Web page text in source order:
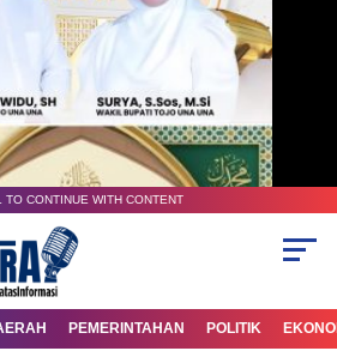
TO CONTINUE WITH CONTENT
PEMERINTAHAN POLITIK